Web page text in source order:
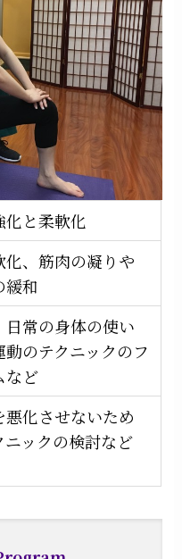
化と柔軟化
化、筋肉の凝りや
緩和
日常の身体の使い
動のテクニックのフ
など
悪化させないため
ニックの検討など